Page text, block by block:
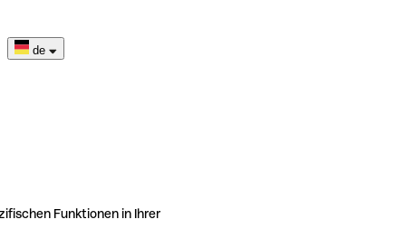
de
Funktionen in Ihrer